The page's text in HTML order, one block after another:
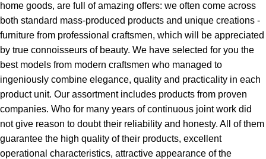
home goods, are full of amazing offers: we often come across
both standard mass-produced products and unique creations -
furniture from professional craftsmen, which will be appreciated
by true connoisseurs of beauty. We have selected for you the
best models from modern craftsmen who managed to
ingeniously combine elegance, quality and practicality in each
product unit. Our assortment includes products from proven
companies. Who for many years of continuous joint work did
not give reason to doubt their reliability and honesty. All of them
guarantee the high quality of their products, excellent
operational characteristics, attractive appearance of the